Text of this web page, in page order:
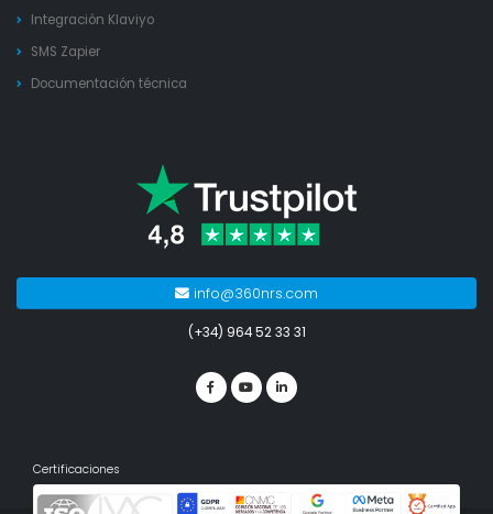
Integración Klaviyo
SMS Zapier
Documentación técnica
info@360nrs.com
(+34) 964 52 33 31
Certificaciones